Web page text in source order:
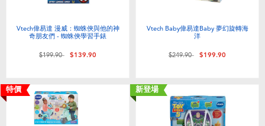
Vtech偉易達 漫威：蜘蛛俠與他的神
奇朋友們 - 蜘蛛俠學習手錶
價格從
$199.90至$139.90
Vtech Baby偉易達Baby 夢幻旋轉海
洋
價格從
$249.90至$199.90
特價 新登場